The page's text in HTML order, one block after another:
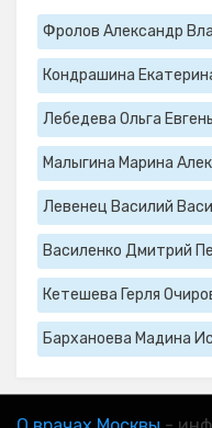
Фролов Александр
Кондрашина
Лебедева Ольга
Малыгина Марина
Левенец Василий
Василенко Дмитрий
Кетешева Герля
Барханоева Мадина